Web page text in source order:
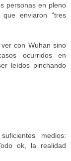
personas en pleno
enviaron "tres
con Wuhan sino
ocurridos en
leídos pinchando
medios:
ok, la realidad